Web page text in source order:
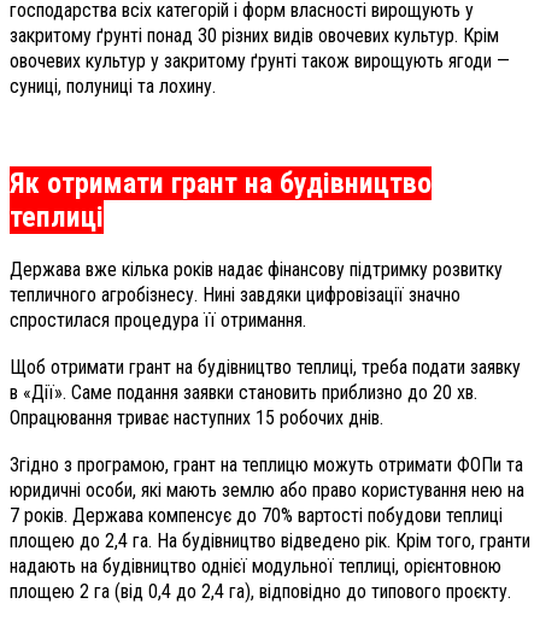
господарства всіх категорій і форм власності вирощують у
закритому ґрунті понад 30 різних видів овочевих культур. Крім
овочевих культур у закритому ґрунті також вирощують ягоди —
суниці, полуниці та лохину.
Як отримати грант на будівництво
теплиці
Держава вже кілька років надає фінансову підтримку розвитку
тепличного агробізнесу. Нині завдяки цифровізації значно
спростилася процедура її отримання.
Щоб отримати грант на будівництво теплиці, треба подати заявку
в «Дії». Саме подання заявки становить приблизно до 20 хв.
Опрацювання триває наступних 15 робочих днів.
Згідно з програмою, грант на теплицю можуть отримати ФОПи та
юридичні особи, які мають землю або право користування нею на
7 років. Держава компенсує до 70% вартості побудови теплиці
площею до 2,4 га. На будівництво відведено рік. Крім того, гранти
надають на будівництво однієї модульної теплиці, орієнтовною
площею 2 га (від 0,4 до 2,4 га), відповідно до типового проєкту.